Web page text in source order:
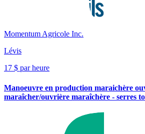
Momentum Agricole Inc.
Lévis
17 $ par heure
Manoeuvre en production maraichère
maraîcher/ouvrière maraîchère - serres